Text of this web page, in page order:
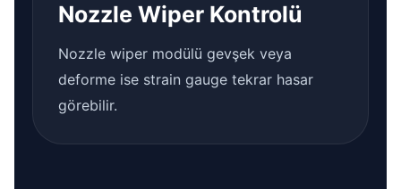
Nozzle Wiper Kontrolü
Nozzle wiper modülü gevşek veya
deforme ise strain gauge tekrar hasar
görebilir.